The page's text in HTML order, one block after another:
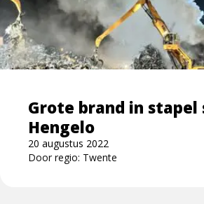
Grote brand in stapel
Hengelo
20 augustus 2022
Door regio: Twente
Grote
brand
in
stapel